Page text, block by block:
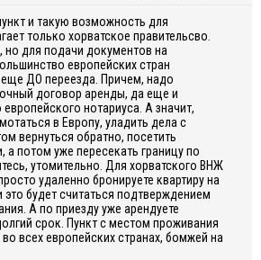
и такую возможность для
только хорватское правительсво.
но для подачи документов на
европейских стран
еще ДО переезда. Причем, надо
договор аренды, да еще и
нотариуса. А значит,
в Европу, уладить дела с
вернуться обратно, посетить
а потом уже пересекать границу по
утомительно. Для хорватского ВНЖ
удаленно бронируете квартиру на
это будет считаться подтверждением
А по приезду уже арендуете
срок. Пункт с местом проживания
всех европейских странах, бомжей на